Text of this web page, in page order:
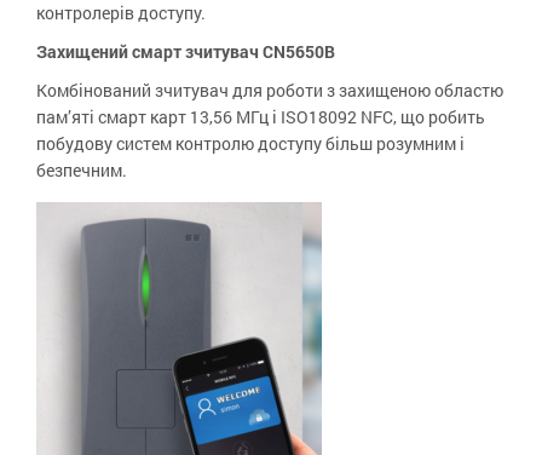
контролерів доступу.
Захищений смарт зчитувач CN5650B
Комбінований зчитувач для роботи з захищеною областю
пам’яті смарт карт 13,56 МГц і ISO18092 NFC, що робить
побудову систем контролю доступу більш розумним і
безпечним.